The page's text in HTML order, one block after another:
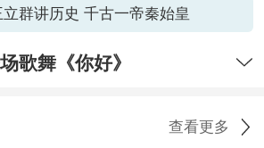
立群讲历史 千古一帝秦始皇
歌舞《你好》
查看更多